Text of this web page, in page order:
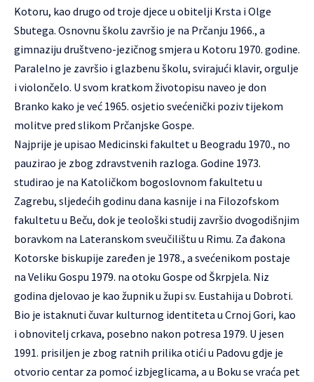
Kotoru, kao drugo od troje djece u obitelji Krsta i Olge
Sbutega. Osnovnu školu završio je na Prčanju 1966., a
gimnaziju društveno-jezičnog smjera u Kotoru 1970. godine.
Paralelno je završio i glazbenu školu, svirajući klavir, orgulje
i violončelo. U svom kratkom životopisu naveo je don
Branko kako je već 1965. osjetio svećenički poziv tijekom
molitve pred slikom Prčanjske Gospe.
Najprije je upisao Medicinski fakultet u Beogradu 1970., no
pauzirao je zbog zdravstvenih razloga. Godine 1973.
studirao je na Katoličkom bogoslovnom fakultetu u
Zagrebu, sljedećih godinu dana kasnije i na Filozofskom
fakultetu u Beču, dok je teološki studij završio dvogodišnjim
boravkom na Lateranskom sveučilištu u Rimu. Za đakona
Kotorske biskupije zaređen je 1978., a svećenikom postaje
na Veliku Gospu 1979. na otoku Gospe od Škrpjela. Niz
godina djelovao je kao župnik u župi sv. Eustahija u Dobroti.
Bio je istaknuti čuvar kulturnog identiteta u Crnoj Gori, kao
i obnovitelj crkava, posebno nakon potresa 1979. U jesen
1991. prisiljen je zbog ratnih prilika otići u Padovu gdje je
otvorio centar za pomoć izbjeglicama, a u Boku se vraća pet